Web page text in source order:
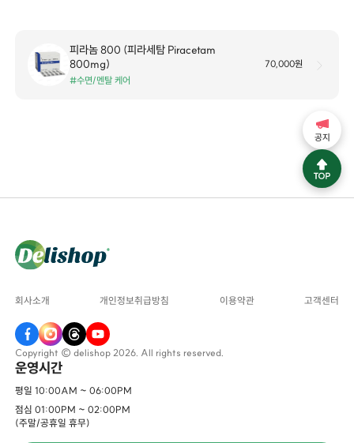
피라놈 800 (피라세탐 Piracetam
800mg)
#수면/멘탈 케어
70,000원
회사소개 개인정보취급방침 이용약관 고객센터
Copyright © delishop 2026. All rights reserved.
운영시간
평일 10:00AM ~ 06:00PM
점심 01:00PM ~ 02:00PM
(주말/공휴일 휴무)
공지